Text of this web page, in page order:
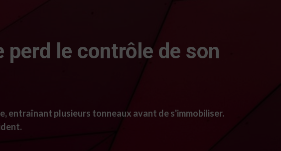
le contrôle de son
entraînant plusieurs tonneaux avant de s'immobiliser.